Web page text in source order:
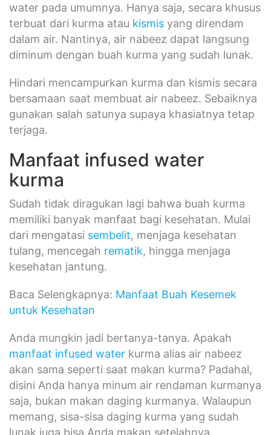
water pada umumnya. Hanya saja, secara khusus
terbuat dari kurma atau kismis yang direndam
dalam air. Nantinya, air nabeez dapat langsung
diminum dengan buah kurma yang sudah lunak.
Hindari mencampurkan kurma dan kismis secara
bersamaan saat membuat air nabeez. Sebaiknya
gunakan salah satunya supaya khasiatnya tetap
terjaga.
Manfaat infused water
kurma
Sudah tidak diragukan lagi bahwa buah kurma
memiliki banyak manfaat bagi kesehatan. Mulai
dari mengatasi sembelit, menjaga kesehatan
tulang, mencegah rematik, hingga menjaga
kesehatan jantung.
Baca Selengkapnya: Manfaat Buah Kesemek
untuk Kesehatan
Anda mungkin jadi bertanya-tanya. Apakah
manfaat infused water kurma alias air nabeez
akan sama seperti saat makan kurma? Padahal,
disini Anda hanya minum air rendaman kurmanya
saja, bukan makan daging kurmanya. Walaupun
memang, sisa-sisa daging kurma yang sudah
lunak juga bisa Anda makan setelahnya.